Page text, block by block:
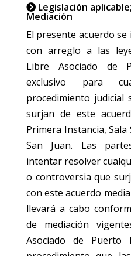
Legislación
Mediación
El presente acuerdo
con arreglo a las
Libre Asociado de
exclusivo para
procedimiento
surjan de este
Primera Instancia,
San Juan. Las
intentar resolver
o controversia que
con este acuerdo
llevará a cabo
de mediación
Asociado de